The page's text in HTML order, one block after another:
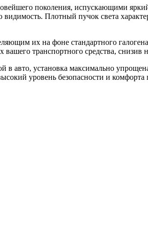
поколения, испускающими
Плотный пучок света
их на фоне стандартного
транспортного средства, снизив
авто, установка максимально
уровень безопасности и